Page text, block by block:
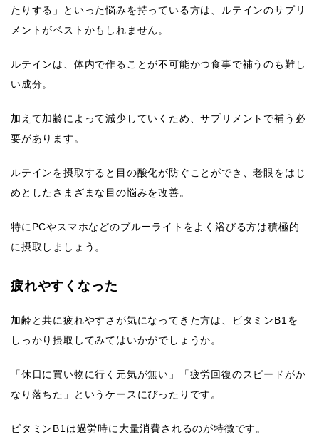
たりする」といった悩みを持っている方は、ルテインのサプリ
メントがベストかもしれません。
ルテインは、体内で作ることが不可能かつ食事で補うのも難し
い成分。
加えて加齢によって減少していくため、サプリメントで補う必
要があります。
ルテインを摂取すると目の酸化が防ぐことができ、老眼をはじ
めとしたさまざまな目の悩みを改善。
特にPCやスマホなどのブルーライトをよく浴びる方は積極的
に摂取しましょう。
疲れやすくなった
加齢と共に疲れやすさが気になってきた方は、ビタミンB1を
しっかり摂取してみてはいかがでしょうか。
「休日に買い物に行く元気が無い」「疲労回復のスピードがか
なり落ちた」というケースにぴったりです。
ビタミンB1は過労時に大量消費されるのが特徴です。